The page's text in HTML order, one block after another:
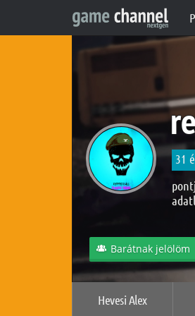
Hevesi Alex
31
Barátnak jelölöm